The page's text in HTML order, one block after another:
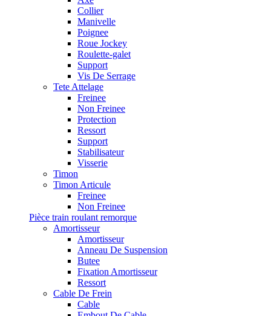
Collier
Manivelle
Poignee
Roue Jockey
Roulette-galet
Support
Vis De Serrage
Tete Attelage
Freinee
Non Freinee
Protection
Ressort
Support
Stabilisateur
Visserie
Timon
Timon Articule
Freinee
Non Freinee
Pièce train roulant remorque
Amortisseur
Amortisseur
Anneau De Suspension
Butee
Fixation Amortisseur
Ressort
Cable De Frein
Cable